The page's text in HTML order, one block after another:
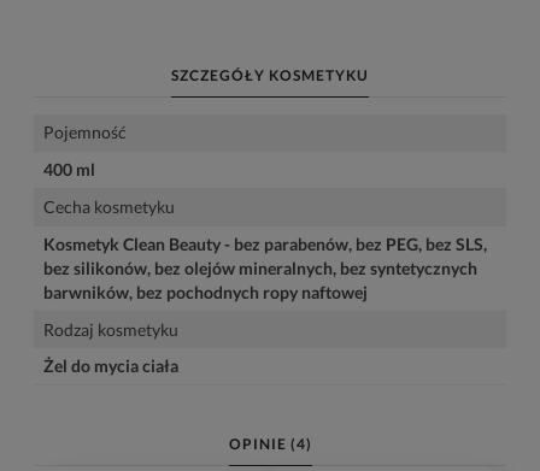
SZCZEGÓŁY KOSMETYKU
Pojemność
400 ml
Cecha kosmetyku
Kosmetyk Clean Beauty - bez parabenów, bez PEG, bez SLS,
bez silikonów, bez olejów mineralnych, bez syntetycznych
barwników, bez pochodnych ropy naftowej
Rodzaj kosmetyku
Żel do mycia ciała
OPINIE (4)